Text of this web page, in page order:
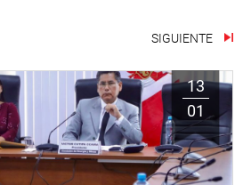
SIGUIENTE
13
01